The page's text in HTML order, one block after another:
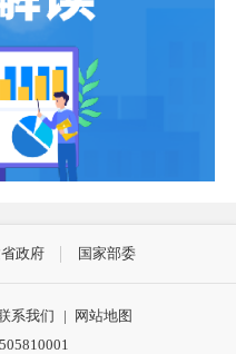
政府 国家部委
系我们 | 网站地图